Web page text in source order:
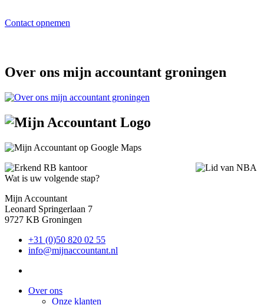
Contact opnemen
Over ons mijn accountant groningen
Wat is uw volgende stap?
Mijn Accountant
Leonard Springerlaan 7
9727 KB Groningen
+31 (0)50 820 02 55
info@mijnaccountant.nl
Over ons
Onze klanten